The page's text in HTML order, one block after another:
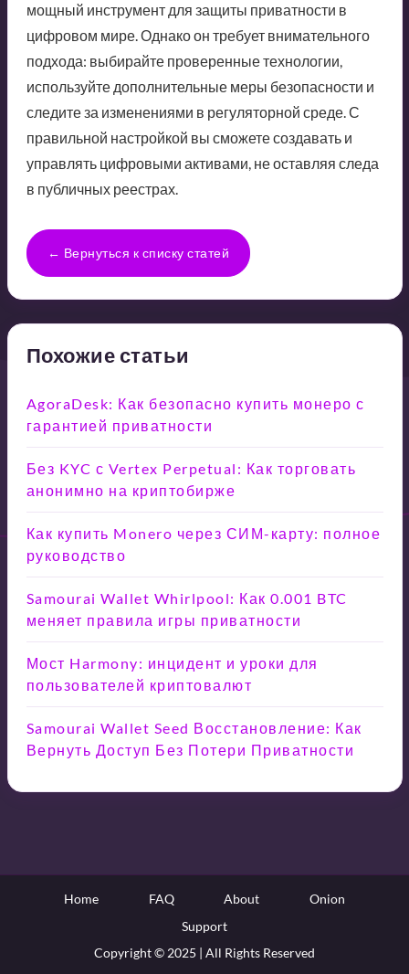
мощный инструмент для защиты приватности в
цифровом мире. Однако он требует внимательного
подхода: выбирайте проверенные технологии,
используйте дополнительные меры безопасности и
следите за изменениями в регуляторной среде. С
правильной настройкой вы сможете создавать и
управлять цифровыми активами, не оставляя следа
в публичных реестрах.
← Вернуться к списку статей
Похожие статьи
AgoraDesk: Как безопасно купить монеро с
гарантией приватности
Без KYC с Vertex Perpetual: Как торговать
анонимно на криптобирже
Как купить Monero через СИМ-карту: полное
руководство
Samourai Wallet Whirlpool: Как 0.001 BTC
меняет правила игры приватности
Мост Harmony: инцидент и уроки для
пользователей криптовалют
Samourai Wallet Seed Восстановление: Как
Вернуть Доступ Без Потери Приватности
Home FAQ About
Onion
Support
Copyright © 2025 | All Rights Reserved